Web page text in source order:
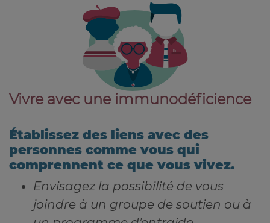
Vivre avec une immunodéficience
Établissez des liens avec des
personnes comme vous qui
comprennent ce que vous vivez.
Envisagez la possibilité de vous
joindre à un groupe de soutien ou à